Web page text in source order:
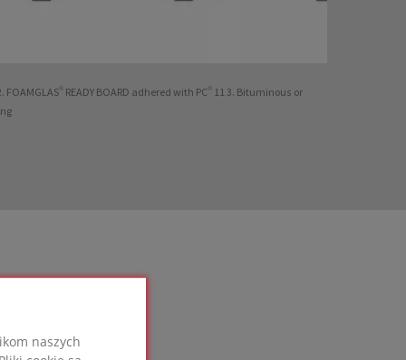
naszych
FOAMGLAS® READY BOARD adhered with PC® 11 3. Bituminous or